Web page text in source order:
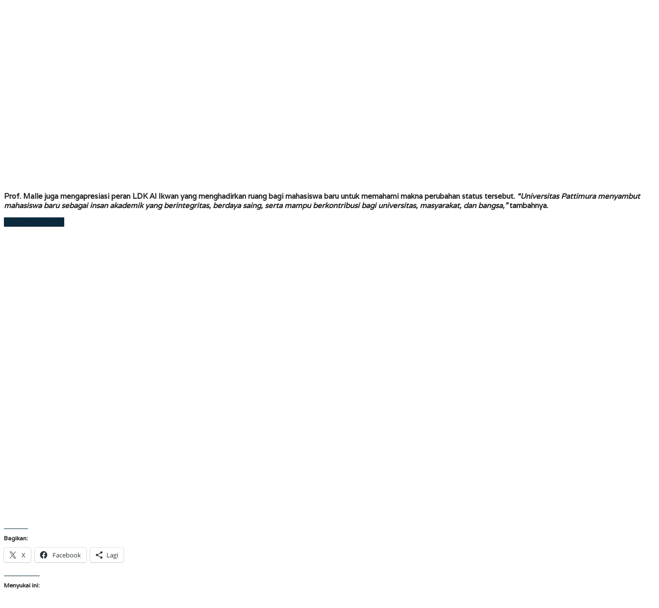
Prof. Malle juga mengapresiasi peran LDK Al Ikwan yang menghadirkan ruang bagi mahasiswa baru untuk memahami makna perubahan status tersebut. “Universitas Pattimura menyambut
mahasiswa baru sebagai insan akademik yang berintegritas, berdaya saing, serta mampu berkontribusi bagi universitas, masyarakat, dan bangsa,”tambahnya.
Bagikan:
X Facebook Lagi
Menyukai ini: